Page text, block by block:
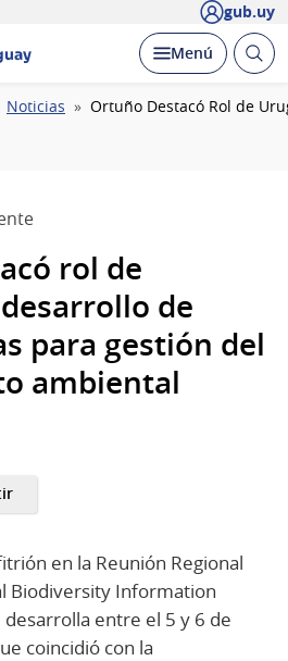
gub.uy
Desplegar
Menú Abrir
Noticias Ortuño Destacó Rol de
rol de
de
para gestión del
ambiental
en la Reunión Regional
Biodiversity Information
desarrolla entre el 5 y 6 de
coincidió con la